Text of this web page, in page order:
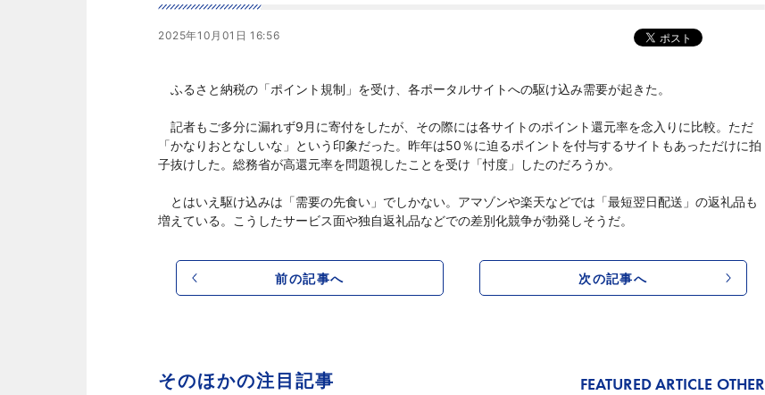
2025年10月01日 16:56
ふるさと納税の「ポイント規制」を受け、各ポータルサイトへの駆け込み需要が起きた。
記者もご多分に漏れず9月に寄付をしたが、その際には各サイトのポイント還元率を念入りに比較。ただ
「かなりおとなしいな」という印象だった。昨年は50％に迫るポイントを付与するサイトもあっただけに拍
子抜けした。総務省が高還元率を問題視したことを受け「忖度」したのだろうか。
とはいえ駆け込みは「需要の先食い」でしかない。アマゾンや楽天などでは「最短翌日配送」の返礼品も
増えている。こうしたサービス面や独自返礼品などでの差別化競争が勃発しそうだ。
前の記事へ 次の記事へ
そのほかの注目記事 FEATURED ARTICLE OTHER